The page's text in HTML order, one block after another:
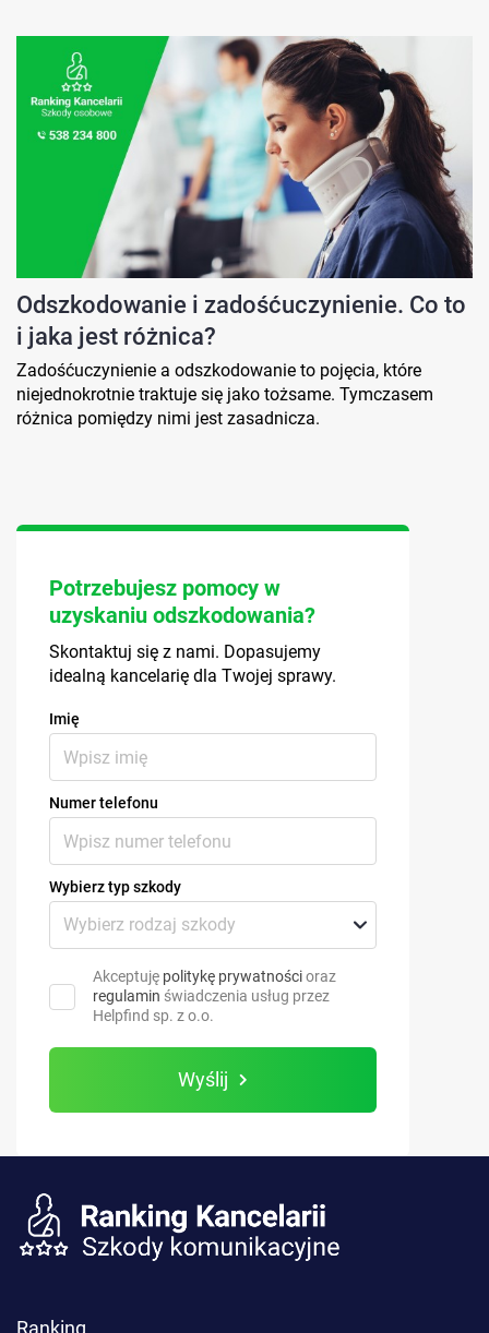
Odszkodowanie i zadośćuczynienie. Co to
i jaka jest różnica?
Zadośćuczynienie a odszkodowanie to pojęcia, które
niejednokrotnie traktuje się jako tożsame. Tymczasem
różnica pomiędzy nimi jest zasadnicza.
Potrzebujesz pomocy w
uzyskaniu odszkodowania?
Skontaktuj się z nami. Dopasujemy
idealną kancelarię dla Twojej sprawy.
Imię
Numer telefonu
Wybierz typ szkody
Akceptuję politykę prywatnościoraz
regulamin świadczenia usług przez
Helpfind sp. z o.o.
Wyślij
Ranking